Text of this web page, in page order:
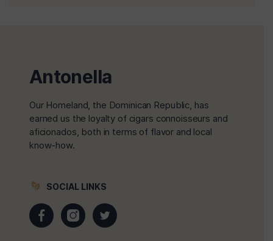
Antonella
Our Homeland, the Dominican Republic, has
earned us the loyalty of cigars connoisseurs and
aficionados, both in terms of flavor and local
know-how.
SOCIAL LINKS